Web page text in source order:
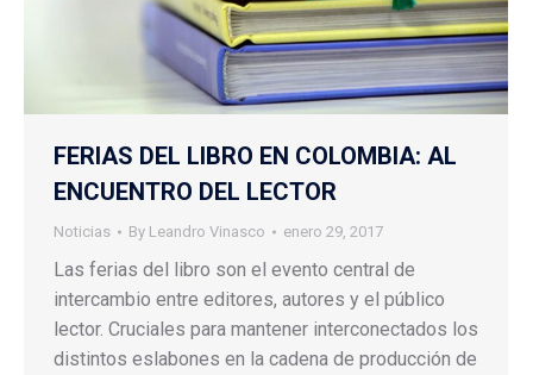
FERIAS DEL LIBRO EN COLOMBIA: AL
ENCUENTRO DEL LECTOR
Noticias By Leandro Vinasco enero 29, 2017
Las ferias del libro son el evento central de
intercambio entre editores, autores y el público
lector. Cruciales para mantener interconectados los
distintos eslabones en la cadena de producción de